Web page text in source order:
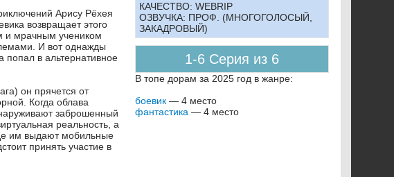
Арису Рёхея
возвращает этого
и мрачным учеником
И вот однажды
в альтернативное
он прячется от
Когда облава
заброшенный
реальность, а
им выдают мобильные
принять участие в
КАЧЕСТВО: WEBRIP
ОЗВУЧКА: ПРОФ. (МНОГОГОЛОСЫЙ,
ЗАКАДРОВЫЙ)
1-6 Серия из 6
В топе дорам за 2025 год в жанре:
боевик— 4 место
фантастика — 4 место